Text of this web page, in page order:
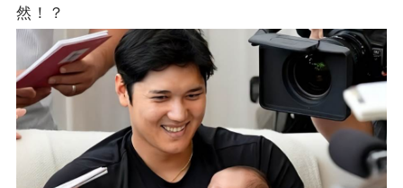
然！？